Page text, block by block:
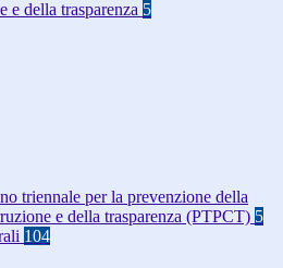
e della trasparenza 5
triennale per la prevenzione della
e della trasparenza (PTPCT) 5
104